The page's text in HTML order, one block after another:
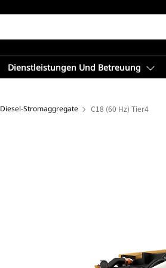
Dienstleistungen Und Betreuung
Diesel-Stromaggregate C18 (60 Hz) Tier4